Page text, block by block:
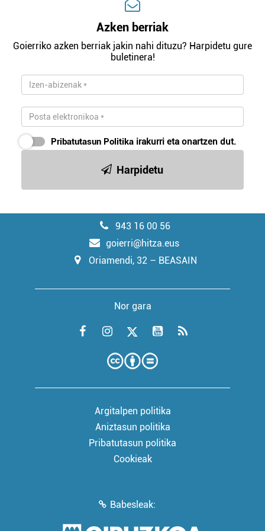
Azken berriak
Goierriko azken berriak jakin nahi dituzu? Harpidetu gure
buletinera!
Pribatutasun Politika irakurri eta onartzen dut.
Harpidetu
943 16 00 56
goierri@hitza.eus
Oriamendi, 32 – BEASAIN
Nor gara
Argitalpen politika
Aniztasun politika
Pribatutasun politika
Cookieak
Babesleak: